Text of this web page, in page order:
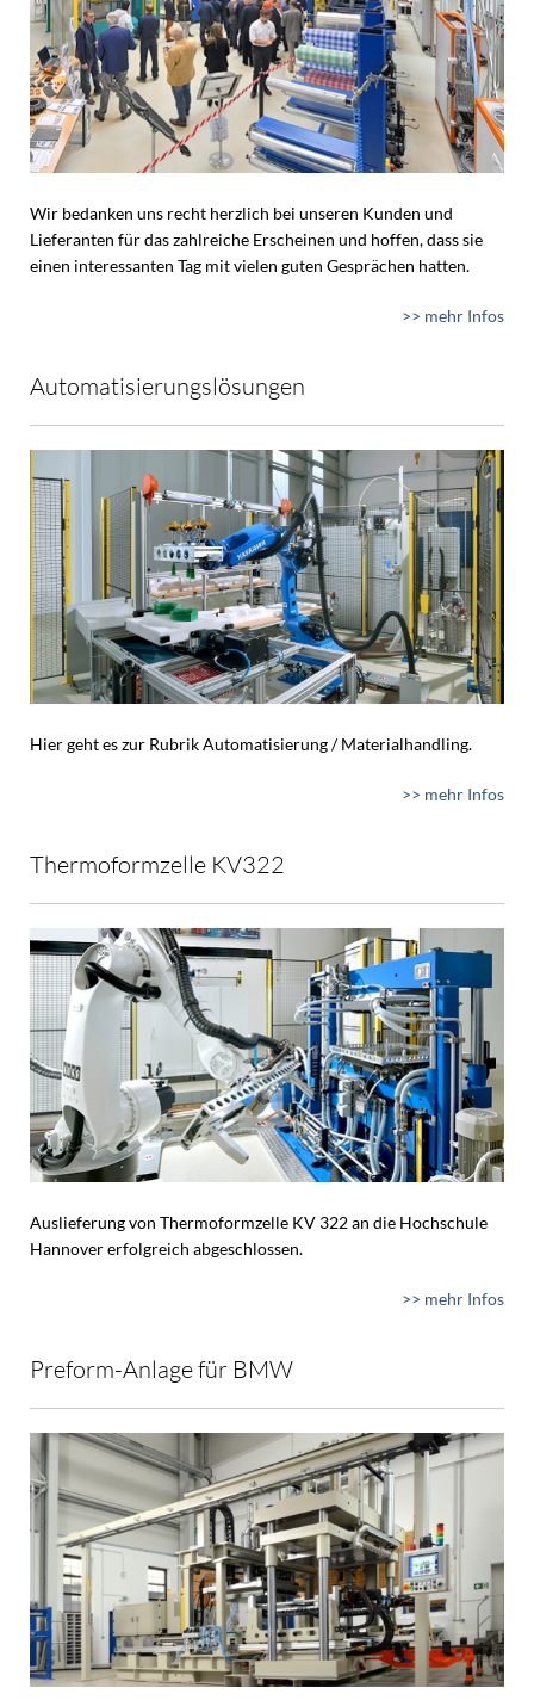
Wir bedanken uns recht herzlich bei unseren Kunden und
Lieferanten für das zahlreiche Erscheinen und hoffen, dass sie
einen interessanten Tag mit vielen guten Gesprächen hatten.
>> mehr Infos
Automatisierungslösungen
Hier geht es zur Rubrik Automatisierung / Materialhandling.
>> mehr Infos
Thermoformzelle KV322
Auslieferung von Thermoformzelle KV 322 an die Hochschule
Hannover erfolgreich abgeschlossen.
>> mehr Infos
Preform-Anlage für BMW